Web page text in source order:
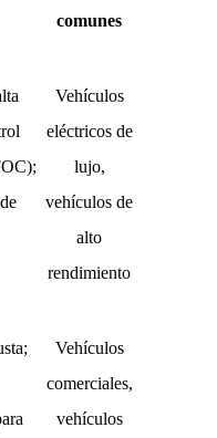
comunes
Vehículos
eléctricos de
lujo,
vehículos de
alto
rendimiento
Vehículos
comerciales,
vehículos